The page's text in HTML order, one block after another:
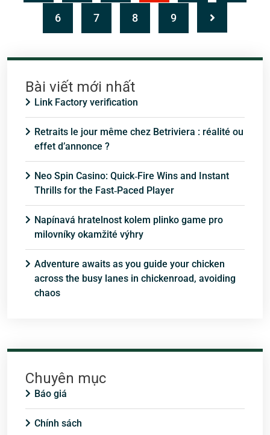
6 7 8 9
Bài viết mới nhất
Link Factory verification
Retraits le jour même chez Betriviera : réalité ou
effet d’annonce ?
Neo Spin Casino: Quick‑Fire Wins and Instant
Thrills for the Fast‑Paced Player
Napínavá hratelnost kolem plinko game pro
milovníky okamžité výhry
Adventure awaits as you guide your chicken
across the busy lanes in chickenroad, avoiding
chaos
Chuyên mục
Báo giá
Chính sách